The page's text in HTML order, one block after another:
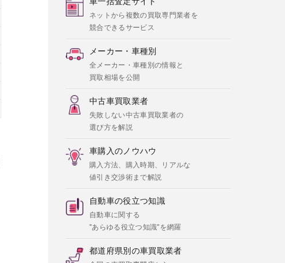
ネットから複数の買取専門業者を
競合できるサービス
メーカー・車種別
全メーカー・車種別の情報と
買取相場を公開
中古車買取業者
失敗しない中古車買取業者の
選び方を解説
車購入のノウハウ
購入方法、購入時期、リアルな
値引き交渉術まで解説
自動車の役立つ知識
自動車に関する
"あらゆる役立つ知識"を網羅
都道府県別の車買取業者